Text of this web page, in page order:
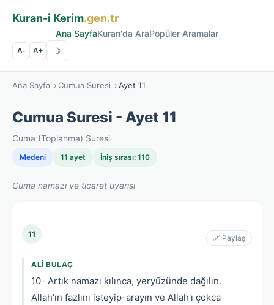
Kuran-i Kerim.gen.tr
Ana SayfaKuran'da AraPopüler Aramalar
A- A+ ☽
Ana Sayfa ›Cumua Suresi ›Ayet 11
Cumua Suresi - Ayet 11
Cuma (Toplanma) Suresi
Medeni 11 ayet İniş sırası: 110
Cuma namazı ve ticaret uyarısı
11 🔗 Paylaş
ALI BULAÇ
10- Artık namazı kılınca, yeryüzünde dağılın.
Allah'ın fazlını isteyip-arayın ve Allah'ı çokca